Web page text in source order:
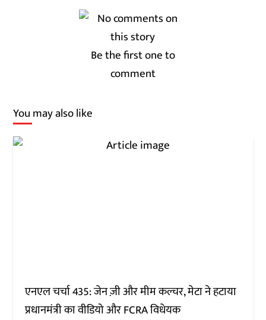
Be the first one to
comment
You may also like
एनएल चर्चा 435: जेन ज़ी और मीम कल्चर, मेटा ने हटाया
प्रधानमंत्री का वीडियो और FCRA विधेयक